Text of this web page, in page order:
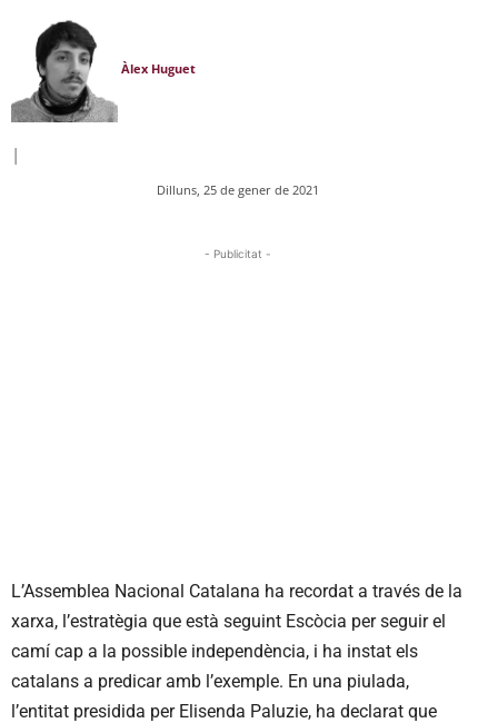
Àlex Huguet
|
Dilluns, 25 de gener de 2021
- Publicitat -
L’Assemblea Nacional Catalana ha recordat a través de la
xarxa, l’estratègia que està seguint Escòcia per seguir el
camí cap a la possible independència, i ha instat els
catalans a predicar amb l’exemple. En una piulada,
l’entitat presidida per Elisenda Paluzie, ha declarat que